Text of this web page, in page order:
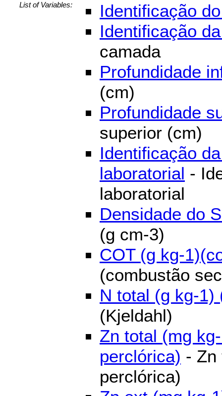
List of Variables:
Identificação
Identificação
camada
Profundidade
(cm)
Profundidade
superior (cm)
Identificação
laboratorial -
laboratorial
Densidade do
(g cm-3)
COT (g kg-
(combustão
N total (g kg-1)
(Kjeldahl)
Zn total (mg
perclórica) - Zn
perclórica)